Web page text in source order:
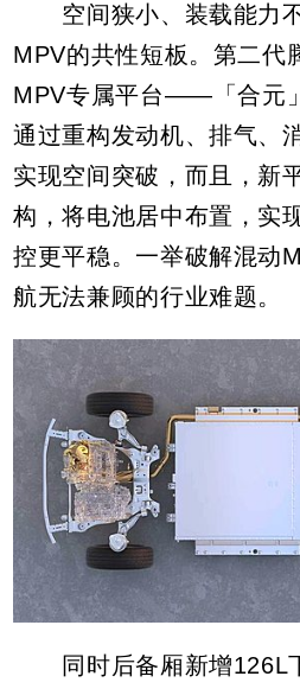
空间狭小、装载能力不
MPV的共性短板。第二代
MPV专属平台——「合元
通过重构发动机、排气、
实现空间突破，而且，新
构，将电池居中布置，实
控更平稳。一举破解混动
航无法兼顾的行业难题。
同时后备厢新增126L